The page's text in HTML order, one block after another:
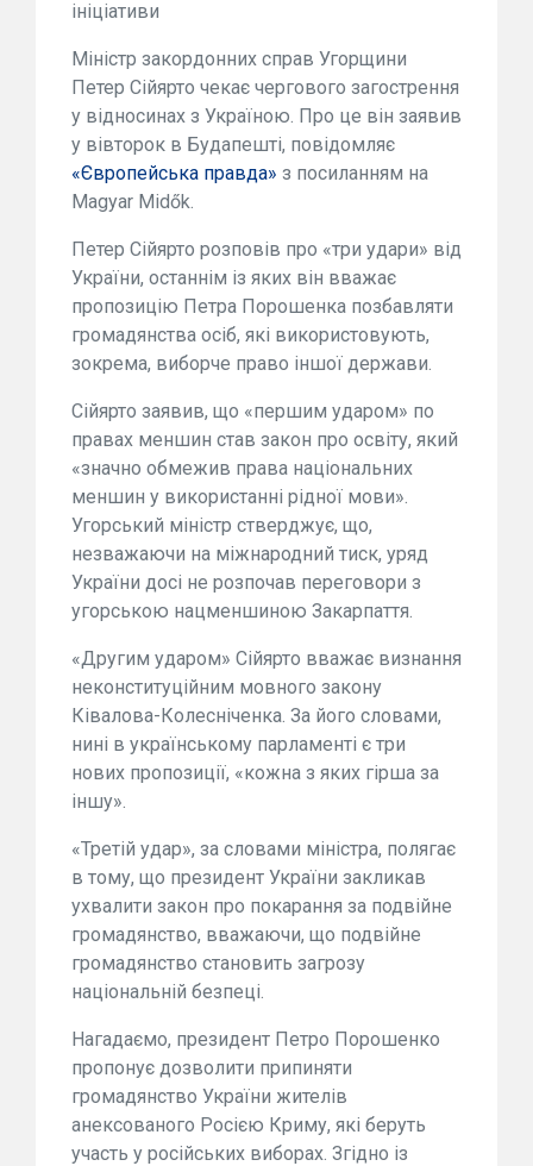
ініціативи
Міністр закордонних справ Угорщини
Петер Сійярто чекає чергового загострення
у відносинах з Україною. Про це він заявив
у вівторок в Будапешті, повідомляє
«Європейська правда» з посиланням на
Magyar Midők.
Петер Сійярто розповів про «три удари» від
України, останнім із яких він вважає
пропозицію Петра Порошенка позбавляти
громадянства осіб, які використовують,
зокрема, виборче право іншої держави.
Сійярто заявив, що «першим ударом» по
правах меншин став закон про освіту, який
«значно обмежив права національних
меншин у використанні рідної мови».
Угорський міністр стверджує, що,
незважаючи на міжнародний тиск, уряд
України досі не розпочав переговори з
угорською нацменшиною Закарпаття.
«Другим ударом» Сійярто вважає визнання
неконституційним мовного закону
Ківалова-Колесніченка. За його словами,
нині в українському парламенті є три
нових пропозиції, «кожна з яких гірша за
іншу».
«Третій удар», за словами міністра, полягає
в тому, що президент України закликав
ухвалити закон про покарання за подвійне
громадянство, вважаючи, що подвійне
громадянство становить загрозу
національній безпеці.
Нагадаємо, президент Петро Порошенко
пропонує дозволити припиняти
громадянство України жителів
анексованого Росією Криму, які беруть
участь у російських виборах. Згідно із